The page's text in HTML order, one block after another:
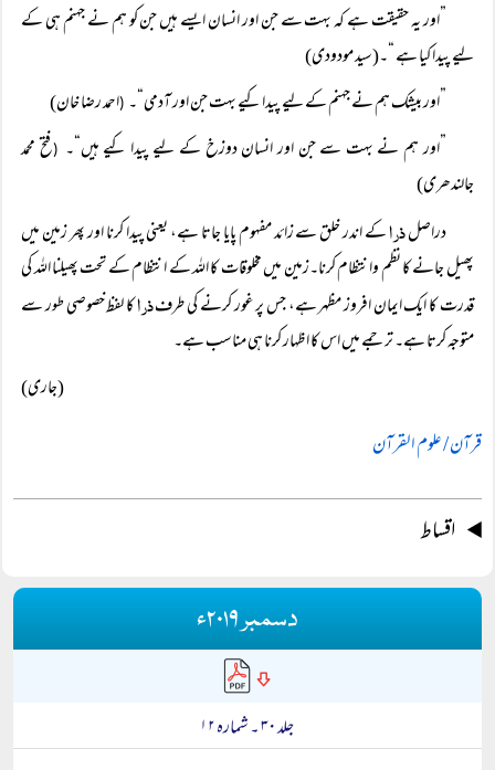
”اور یہ حقیقت ہے کہ بہت سے جن اور انسان ایسے ہیں جن کو ہم نے جہنم ہی کے
لیے پیدا کیا ہے “۔(سید مودودی)
”اور بیشک ہم نے جہنم کے لیے پیدا کیے بہت جن اور آدمی“۔ (احمد رضا خان)
”اور ہم نے بہت سے جن اور انسان دوزخ کے لیے پیدا کیے ہیں“۔ (فتح محمد
جالندھری)
دراصلذراکے اندر خلق سے زائد مفہوم پایا جاتا ہے، یعنی پیدا کرنا اور پھر زمین میں
پھیل جانے کا نظم وانتظام کرنا۔زمین میں مخلوقات کا اللہ کے انتظام کے تحت پھیلنا اللہ کی
قدرت کا ایک ایمان افروز مظہر ہے، جس پر غور کرنے کی طرفذراکا لفظ خصوصی طور سے
متوجہ کرتا ہے۔ ترجمے میں اس کا اظہار کرنا ہی مناسب ہے۔
(جاری)
قرآن / علوم القرآن
اقساط
دسمبر ۲۰۱۹ء
جلد ۳۰ ۔ شمارہ ۱۲